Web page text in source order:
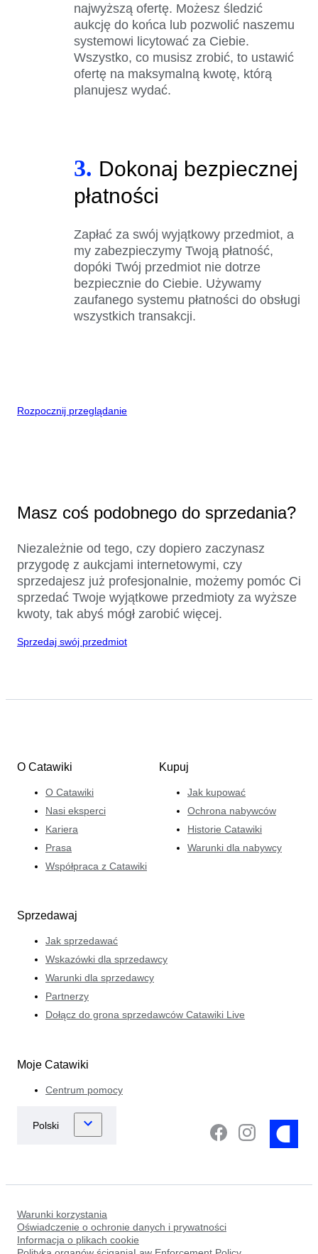
najwyższą ofertę. Możesz śledzić
aukcję do końca lub pozwolić naszemu
systemowi licytować za Ciebie.
Wszystko, co musisz zrobić, to ustawić
ofertę na maksymalną kwotę, którą
planujesz wydać.
3. Dokonaj bezpiecznej
płatności
Zapłać za swój wyjątkowy przedmiot, a
my zabezpieczymy Twoją płatność,
dopóki Twój przedmiot nie dotrze
bezpiecznie do Ciebie. Używamy
zaufanego systemu płatności do obsługi
wszystkich transakcji.
Rozpocznij przeglądanie
Masz coś podobnego do sprzedania?
Niezależnie od tego, czy dopiero zaczynasz
przygodę z aukcjami internetowymi, czy
sprzedajesz już profesjonalnie, możemy pomóc Ci
sprzedać Twoje wyjątkowe przedmioty za wyższe
kwoty, tak abyś mógł zarobić więcej.
Sprzedaj swój przedmiot
O Catawiki
O Catawiki
Nasi eksperci
Kariera
Prasa
Współpraca z Catawiki
Kupuj
Jak kupować
Ochrona nabywców
Historie Catawiki
Warunki dla nabywcy
Sprzedawaj
Jak sprzedawać
Wskazówki dla sprzedawcy
Warunki dla sprzedawcy
Partnerzy
Dołącz do grona sprzedawców Catawiki Live
Moje Catawiki
Centrum pomocy
Warunki korzystania
Oświadczenie o ochronie danych i prywatności
Informacja o plikach cookie